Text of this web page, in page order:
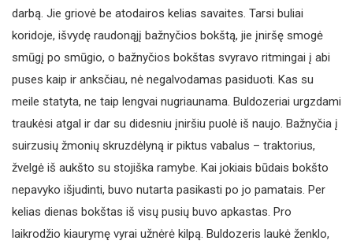
darbą. Jie griovė be atodairos kelias savaites. Tarsi buliai
koridoje, išvydę raudonąjį bažnyčios bokštą, jie įniršę smogė
smūgį po smūgio, o bažnyčios bokštas svyravo ritmingai į abi
puses kaip ir anksčiau, nė negalvodamas pasiduoti. Kas su
meile statyta, ne taip lengvai nugriaunama. Buldozeriai urgzdami
traukėsi atgal ir dar su didesniu įniršiu puolė iš naujo. Bažnyčia į
suirzusių žmonių skruzdėlyną ir piktus vabalus – traktorius,
žvelgė iš aukšto su stojiška ramybe. Kai jokiais būdais bokšto
nepavyko išjudinti, buvo nutarta pasikasti po jo pamatais. Per
kelias dienas bokštas iš visų pusių buvo apkastas. Pro
laikrodžio kiaurymę vyrai užnėrė kilpą. Buldozeris laukė ženklo,